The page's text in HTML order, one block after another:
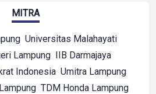
MITRA
Universitas Malahayati
Lampung IIB Darmajaya
Indonesia Umitra Lampung
TDM Honda Lampung